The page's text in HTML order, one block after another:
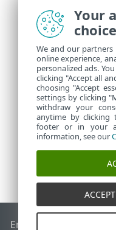
End of Life ESET
Your
choice
We and our
online experience,
personalized ads.
clicking "Accept all
choosing "Accept
settings by clicking
withdraw your
anytime by clicking
footer or in your
information, see our